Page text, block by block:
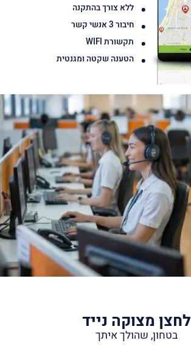
ללא צורך בהתקנה
חיבור 3 אנשי קשר
תקשורת WIFI
הטענה שקטה ומגנטית
לחצן מצוקה נייד
בטחון, שהולך איתך